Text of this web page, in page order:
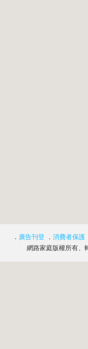
． 廣告刊登 ． 消費者保護
網路家庭版權所有、